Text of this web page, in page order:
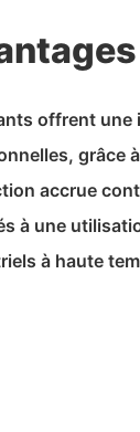
offrent une
grâce
accrue
à une
à haute